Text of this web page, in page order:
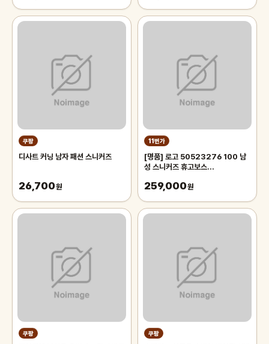
쿠팡
디사트 커닝 남자 패션 스니커즈
26,700원
11번가
[명품] 로고 50523276 100 남
성 스니커즈 휴고보스
259,000원
쿠팡 쿠팡